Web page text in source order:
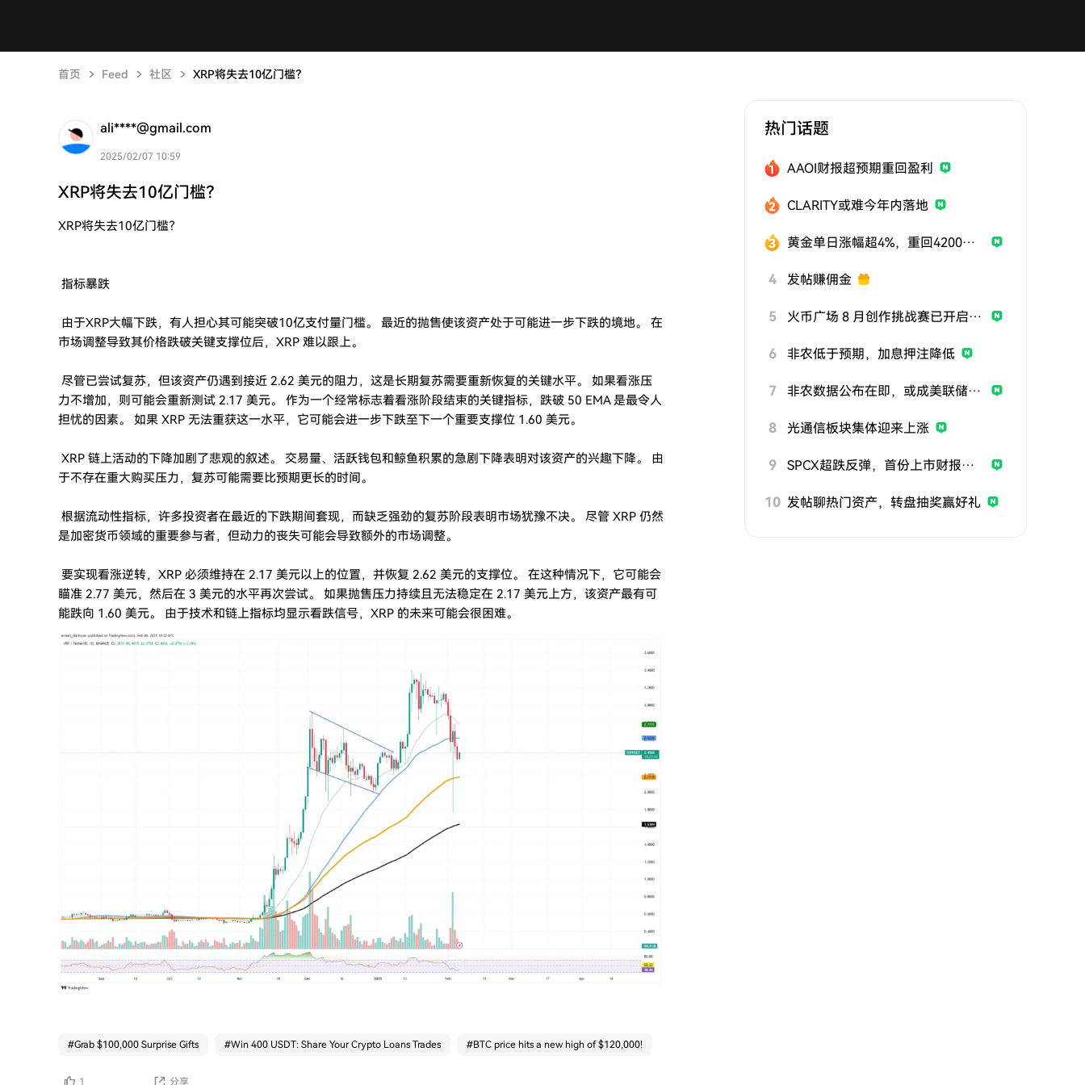
首页 Feed 社区 XRP将失去10亿门槛？
ali****@gmail.com
2025/02/07 10:59
XRP将失去10亿门槛？
XRP将失去10亿门槛？
指标暴跌
由于XRP大幅下跌，有人担心其可能突破10亿支付量门槛。 最近的抛售使该资产处于可能进一步下跌的境地。 在
市场调整导致其价格跌破关键支撑位后，XRP 难以跟上。
尽管已尝试复苏，但该资产仍遇到接近 2.62 美元的阻力，这是长期复苏需要重新恢复的关键水平。 如果看涨压
力不增加，则可能会重新测试 2.17 美元。 作为一个经常标志着看涨阶段结束的关键指标，跌破 50 EMA 是最令人
担忧的因素。 如果 XRP 无法重获这一水平，它可能会进一步下跌至下一个重要支撑位 1.60 美元。
XRP 链上活动的下降加剧了悲观的叙述。 交易量、活跃钱包和鲸鱼积累的急剧下降表明对该资产的兴趣下降。 由
于不存在重大购买压力，复苏可能需要比预期更长的时间。
根据流动性指标，许多投资者在最近的下跌期间套现，而缺乏强劲的复苏阶段表明市场犹豫不决。 尽管 XRP 仍然
是加密货币领域的重要参与者，但动力的丧失可能会导致额外的市场调整。
要实现看涨逆转，XRP 必须维持在 2.17 美元以上的位置，并恢复 2.62 美元的支撑位。 在这种情况下，它可能会
瞄准 2.77 美元，然后在 3 美元的水平再次尝试。 如果抛售压力持续且无法稳定在 2.17 美元上方，该资产最有可
能跌向 1.60 美元。 由于技术和链上指标均显示看跌信号，XRP 的未来可能会很困难。
#Grab $100,000 Surprise Gifts #Win 400 USDT: Share Your Crypto Loans Trades #BTC price hits a new high of $120,000!
1 分享
热门话题
AAOI财报超预期重回盈利
CLARITY或难今年内落地
黄金单日涨幅超4%，重回4200美元
4 发帖赚佣金
5 火币广场 8 月创作挑战赛已开启，发帖参与挑战，用优质内容赢取曝光与奖励
6 非农低于预期，加息押注降低
7 非农数据公布在即，或成美联储政策关键风向标
8 光通信板块集体迎来上涨
9 SPCX超跌反弹，首份上市财报即将公布
10 发帖聊热门资产，转盘抽奖赢好礼